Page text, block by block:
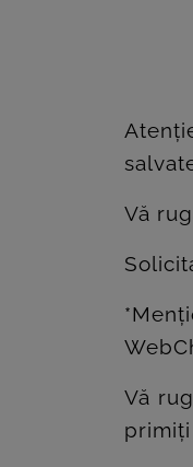
Vă
Vă